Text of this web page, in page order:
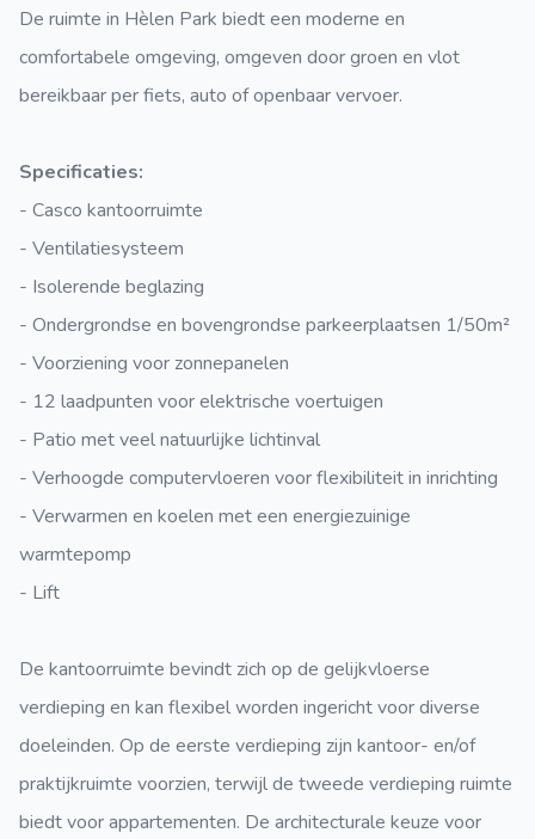
De ruimte in Hèlen Park biedt een moderne en
comfortabele omgeving, omgeven door groen en vlot
bereikbaar per fiets, auto of openbaar vervoer.
Specificaties:
- Casco kantoorruimte
- Ventilatiesysteem
- Isolerende beglazing
- Ondergrondse en bovengrondse parkeerplaatsen 1/50m²
- Voorziening voor zonnepanelen
- 12 laadpunten voor elektrische voertuigen
- Patio met veel natuurlijke lichtinval
- Verhoogde computervloeren voor flexibiliteit in inrichting
- Verwarmen en koelen met een energiezuinige
warmtepomp
- Lift
De kantoorruimte bevindt zich op de gelijkvloerse
verdieping en kan flexibel worden ingericht voor diverse
doeleinden. Op de eerste verdieping zijn kantoor- en/of
praktijkruimte voorzien, terwijl de tweede verdieping ruimte
biedt voor appartementen. De architecturale keuze voor